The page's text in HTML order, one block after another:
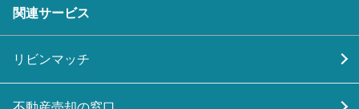
関連サービス
リビンマッチ